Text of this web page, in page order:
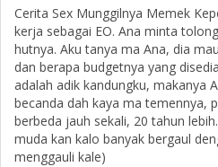
Cerita Sex Munggilnya Memek
kerja sebagai EO. Ana minta
hutnya. Aku tanya ma Ana, dia
dan berapa budgetnya yang
adalah adik kandungku, makanya
becanda dah kaya ma temennya,
berbeda jauh sekali, 20 tahun
muda kan kalo banyak bergaul
menggauli kale)